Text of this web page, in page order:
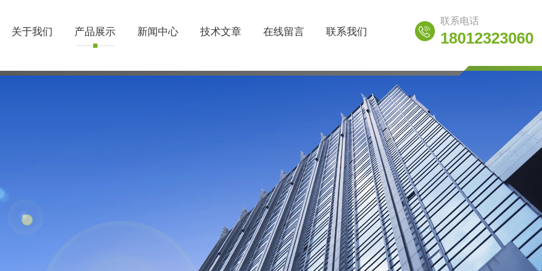
关于我们 产品展示 新闻中心 技术文章 在线留言 联系我们
联系电话
18012323060